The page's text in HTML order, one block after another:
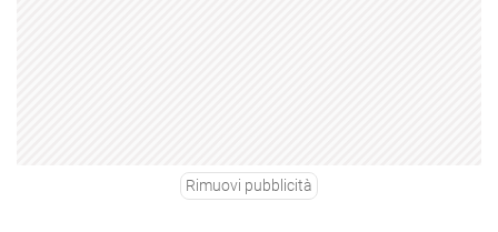
Rimuovi pubblicità